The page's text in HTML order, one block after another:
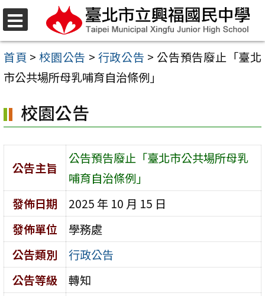
選
單
跳
至
主
要
容
區
首頁 > 校園公告 > 行政公告 > 公告預告廢止「臺北
市公共場所母乳哺育自治條例」
校園公告
公告主旨
公告預告廢止「臺北市公共場所母乳
哺育自治條例」
發佈日期
2025 年 10 月 15 日
發佈單位
學務處
公告類別
行政公告
公告等級
轉知